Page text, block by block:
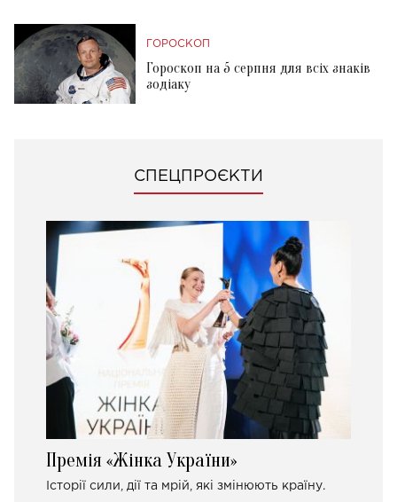
ГОРОСКОП
Гороскоп на 5 серпня для всіх знаків
зодіаку
СПЕЦПРОЄКТИ
Премія «Жінка України»
Історії сили, дії та мрій, які змінюють країну.